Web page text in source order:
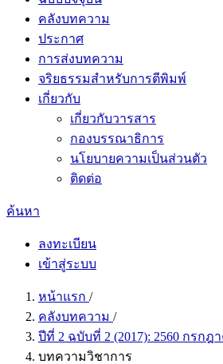
คลังบทความ
ประกาศ
การส่งบทความ
จริยธรรมสำหรับการตีพิมพ์
เกี่ยวกับ
เกี่ยวกับวารสาร
กองบรรณาธิการ
นโยบายความเป็นส่วนตัว
ติดต่อ
ค้นหา
ลงทะเบียน
เข้าสู่ระบบ
หน้าแรก /
คลังบทความ /
ปีที่ 2 ฉบับที่ 2 (2017): 2560 กรก
บทความวิชาการ